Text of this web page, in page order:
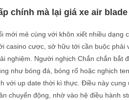
chính mà lại giá xe air
mới mẻ cùng với khôn xiết nhiều dạng
casino cược, sở hữu tới cần buộc phải
nghiệm. Người nghịch Chắn chắn bắt
như bóng đá, bóng rổ hoặc nghịch
với up date thời kì thực. Điều này cung
chuyển động, nhờ vào hệ điều hành